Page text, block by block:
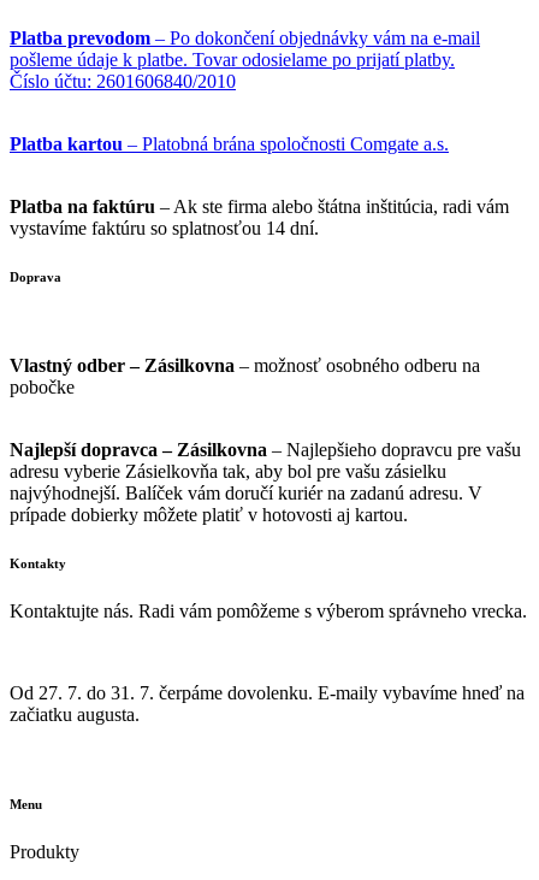
Platba prevodom – Po dokončení objednávky vám na e-mail
pošleme údaje k platbe. Tovar odosielame po prijatí platby.
Číslo účtu: 2601606840/2010
Platba kartou – Platobná brána spoločnosti Comgate a.s.
Platba na faktúru – Ak ste firma alebo štátna inštitúcia, radi vám
vystavíme faktúru so splatnosťou 14 dní.
Doprava
Vlastný odber – Zásilkovna – možnosť osobného odberu na
pobočke
Najlepší dopravca – Zásilkovna – Najlepšieho dopravcu pre vašu
adresu vyberie Zásielkovňa tak, aby bol pre vašu zásielku
najvýhodnejší. Balíček vám doručí kuriér na zadanú adresu. V
prípade dobierky môžete platiť v hotovosti aj kartou.
Kontakty
Kontaktujte nás. Radi vám pomôžeme s výberom správneho vrecka.
Od 27. 7. do 31. 7. čerpáme dovolenku. E-maily vybavíme hneď na
začiatku augusta.
Menu
Produkty